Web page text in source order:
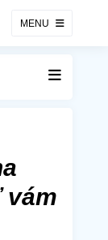
MENU
vám